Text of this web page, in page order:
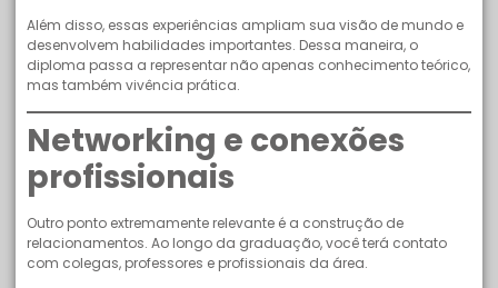
Além disso, essas experiências ampliam sua visão de mundo e
desenvolvem habilidades importantes. Dessa maneira, o
diploma passa a representar não apenas conhecimento teórico,
mas também vivência prática.
Networking e conexões
profissionais
Outro ponto extremamente relevante é a construção de
relacionamentos. Ao longo da graduação, você terá contato
com colegas, professores e profissionais da área.